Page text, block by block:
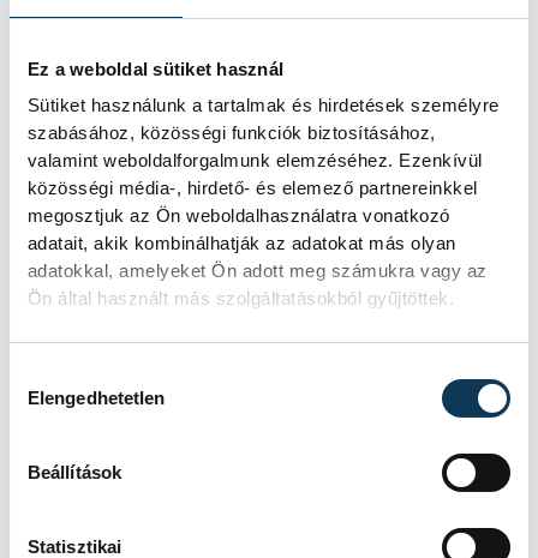
Ez a weboldal sütiket használ
Sütiket használunk a tartalmak és hirdetések személyre
szabásához, közösségi funkciók biztosításához,
valamint weboldalforgalmunk elemzéséhez. Ezenkívül
közösségi média-, hirdető- és elemező partnereinkkel
megosztjuk az Ön weboldalhasználatra vonatkozó
adatait, akik kombinálhatják az adatokat más olyan
adatokkal, amelyeket Ön adott meg számukra vagy az
Ön által használt más szolgáltatásokból gyűjtöttek.
Elengedhetetlen
Beállítások
Statisztikai
szakember részesült arany-, ezüst- és
dicsérő oklevélben az atlétika érdekében
végzett munkájáért.
sport atlétika
SVSE
elismerés
Nagy Cecília
Horváthné Németh Ilona